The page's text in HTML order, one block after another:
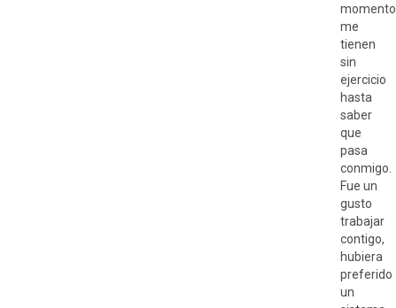
momento
me
tienen
sin
ejercicio
hasta
saber
que
pasa
conmigo.
Fue un
gusto
trabajar
contigo,
hubiera
preferido
un